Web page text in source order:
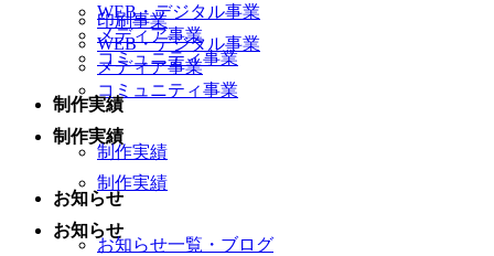
WEB・デジタル事業
メディア事業
コミュニティ事業
制作実績
制作実績
お知らせ
お知らせ一覧・ブログ
印刷事業
WEB・デジタル事業
メディア事業
コミュニティ事業
制作実績
制作実績
お知らせ